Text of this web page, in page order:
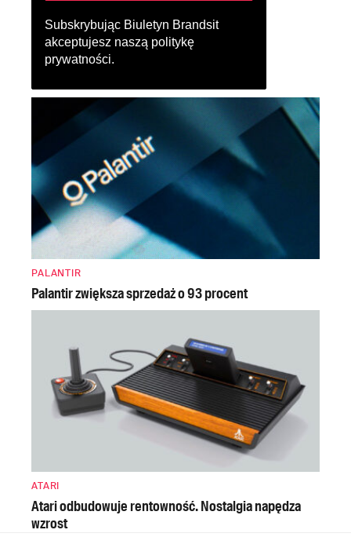
Subskrybując Biuletyn Brandsit
akceptujesz naszą politykę
prywatności.
PALANTIR
Palantir zwiększa sprzedaż o 93 procent
ATARI
Atari odbudowuje rentowność. Nostalgia napędza
wzrost